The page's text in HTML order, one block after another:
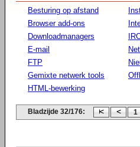
Besturing op afstand
Browser add-ons
Downloadmanagers
E-mail
FTP
Gemixte netwerk tools
HTML-bewerking
Bladzijde 32/176: 1